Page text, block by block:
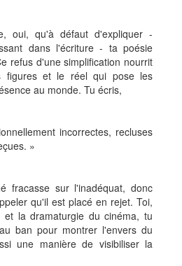
oui, qu'à défaut d'expliquer -
dans l'écriture - ta poésie
refus d'une simplification nourrit
figures et le réel qui pose les
au monde. Tu écris,
incorrectes, recluses
»
fracasse sur l'inadéquat, donc
qu'il est placé en rejet. Toi,
la dramaturgie du cinéma, tu
ban pour montrer l'envers du
une manière de visibiliser la